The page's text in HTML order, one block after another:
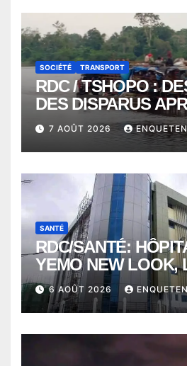
SOCIÉTÉ TRANSPORT
RDC / TSHOPO :
DES DISPARUS
NAUFRAGE D’UNE
À QUELQUES
KISANGANI
7 AOÛT 2026
SANTÉ
RDC/SANTÉ:
YEMO NEW LOOK,
PERD LE
6 AOÛT 2026